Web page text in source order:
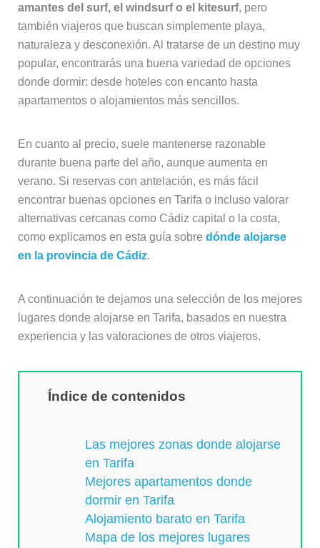
amantes del surf, el windsurf o el kitesurf, pero
también viajeros que buscan simplemente playa,
naturaleza y desconexión. Al tratarse de un destino muy
popular, encontrarás una buena variedad de opciones
donde dormir: desde hoteles con encanto hasta
apartamentos o alojamientos más sencillos.
En cuanto al precio, suele mantenerse razonable
durante buena parte del año, aunque aumenta en
verano. Si reservas con antelación, es más fácil
encontrar buenas opciones en Tarifa o incluso valorar
alternativas cercanas como Cádiz capital o la costa,
como explicamos en esta guía sobre dónde alojarse
en la provincia de Cádiz.
A continuación te dejamos una selección de los mejores
lugares donde alojarse en Tarifa, basados en nuestra
experiencia y las valoraciones de otros viajeros.
Índice de contenidos
Las mejores zonas donde alojarse
en Tarifa
Mejores apartamentos donde
dormir en Tarifa
Alojamiento barato en Tarifa
Mapa de los mejores lugares